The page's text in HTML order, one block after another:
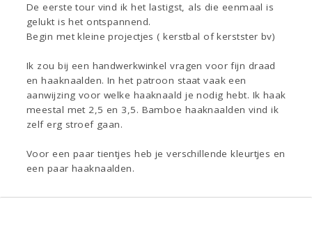
De eerste tour vind ik het lastigst, als die eenmaal is
gelukt is het ontspannend.
Begin met kleine projectjes ( kerstbal of kerstster bv)
Ik zou bij een handwerkwinkel vragen voor fijn draad
en haaknaalden. In het patroon staat vaak een
aanwijzing voor welke haaknaald je nodig hebt. Ik haak
meestal met 2,5 en 3,5. Bamboe haaknaalden vind ik
zelf erg stroef gaan.
Voor een paar tientjes heb je verschillende kleurtjes en
een paar haaknaalden.